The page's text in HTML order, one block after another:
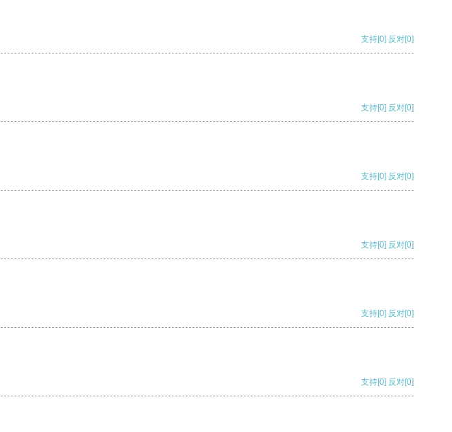
支持[0] 反对[0]
支持[0] 反对[0]
支持[0] 反对[0]
支持[0] 反对[0]
支持[0] 反对[0]
支持[0] 反对[0]